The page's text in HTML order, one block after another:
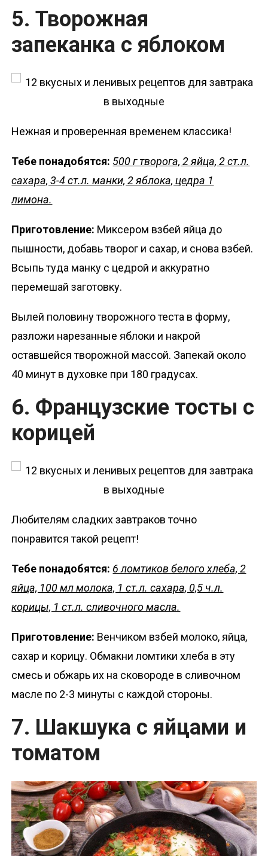
5. Творожная
запеканка с яблоком
Нежная и проверенная временем классика!
Тебе понадобятся: 500 г творога, 2 яйца, 2 ст.л.
сахара, 3-4 ст.л. манки, 2 яблока, цедра 1
лимона.
Приготовление: Миксером взбей яйца до
пышности, добавь творог и сахар, и снова взбей.
Всыпь туда манку с цедрой и аккуратно
перемешай заготовку.
Вылей половину творожного теста в форму,
разложи нарезанные яблоки и накрой
оставшейся творожной массой. Запекай около
40 минут в духовке при 180 градусах.
6. Французские тосты с
корицей
Любителям сладких завтраков точно
понравится такой рецепт!
Тебе понадобятся: 6 ломтиков белого хлеба, 2
яйца, 100 мл молока, 1 ст.л. сахара, 0,5 ч.л.
корицы, 1 ст.л. сливочного масла.
Приготовление: Венчиком взбей молоко, яйца,
сахар и корицу. Обмакни ломтики хлеба в эту
смесь и обжарь их на сковороде в сливочном
масле по 2-3 минуты с каждой стороны.
7. Шакшука с яйцами и
томатом